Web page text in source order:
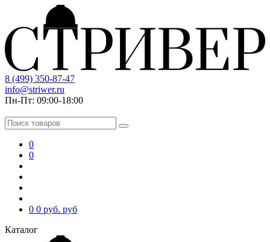
8 (499) 350-87-47
info@striwer.ru
Пн-Пт: 09:00-18:00
0
0
0 0 руб. руб
Каталог